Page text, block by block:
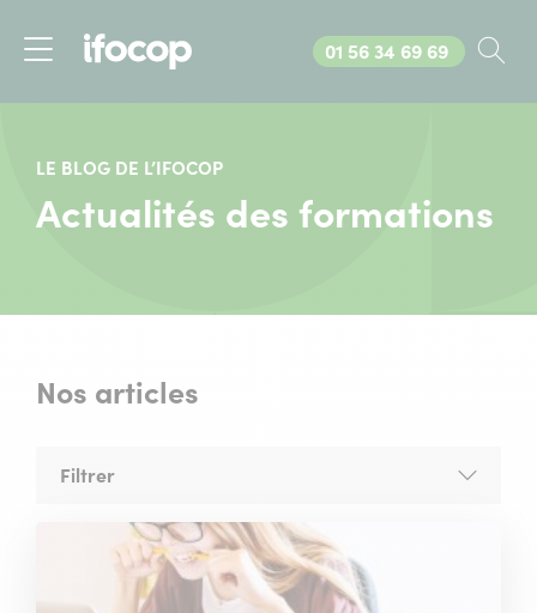
Menu
Appelez-nous au
01 56 34 69 69
LE BLOG DE L’IFOCOP
Actualités des formations
Nos articles
Filtrer
articles